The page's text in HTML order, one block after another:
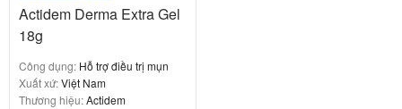
Actidem Derma Extra Gel
18g
Công dụng: Hỗ trợ điều trị mụn
Xuất xứ:Việt Nam
Thương hiệu:Actidem